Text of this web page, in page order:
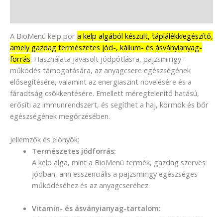
A BioMenü kelp por a kelp algából készült, táplálékkiegészítő,
amely gazdag természetes jód-, kálium- és ásványianyag-
forrás. Használata javasolt jódpótlásra, pajzsmirigy-
működés támogatására, az anyagcsere egészségének
elősegítésére, valamint az energiaszint növelésére és a
fáradtság csökkentésére. Emellett méregtelenítő hatású,
erősíti az immunrendszert, és segíthet a haj, körmök és bőr
egészségének megőrzésében.
Jellemzők és előnyök:
Természetes jódforrás:
A kelp alga, mint a BioMenü termék, gazdag szerves
jódban, ami esszenciális a pajzsmirigy egészséges
működéséhez és az anyagcseréhez.
Vitamin- és ásványianyag-tartalom: